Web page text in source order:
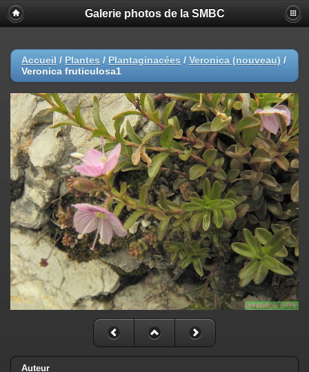
Galerie photos de la SMBC
Accueil / Plantes / Plantaginacées / Veronica (nouveau) /
Veronica fruticulosa1
Auteur